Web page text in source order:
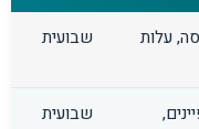
עלות
שבועית
שבועית